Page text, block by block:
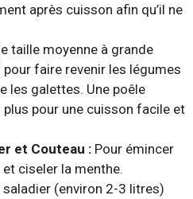
après cuisson afin qu’il ne
taille moyenne à grande
faire revenir les légumes
les galettes. Une poêle
pour une cuisson facile et
et Couteau : Pour émincer
et ciseler la menthe.
saladier (environ 2-3 litres)